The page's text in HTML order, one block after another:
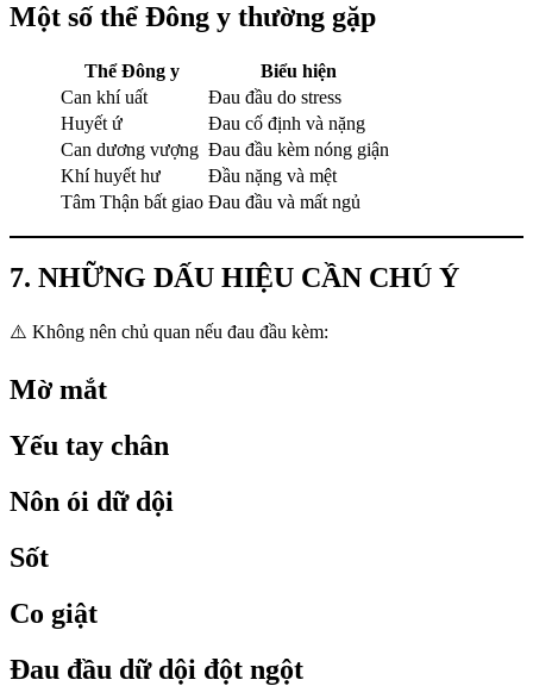
Một số thể Đông y thường gặp
Thể Đông y
Biểu hiện
Can khí uất
Đau đầu do stress
Huyết ứ
Đau cố định và nặng
Can dương vượng Đau đầu kèm nóng giận
Khí huyết hư
Đầu nặng và mệt
Tâm Thận bất giao Đau đầu và mất ngủ
7. NHỮNG DẤU HIỆU CẦN CHÚ Ý
⚠️ Không nên chủ quan nếu đau đầu kèm:
Mờ mắt
Yếu tay chân
Nôn ói dữ dội
Sốt
Co giật
Đau đầu dữ dội đột ngột